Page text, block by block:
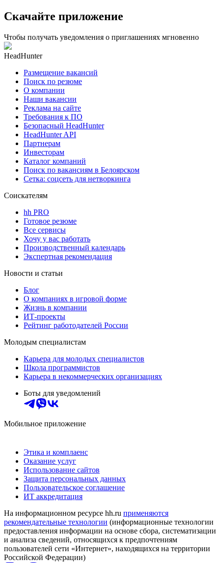
Скачайте приложение
Чтобы получать уведомления о приглашениях мгновенно
HeadHunter
Размещение вакансий
Поиск по резюме
О компании
Наши вакансии
Реклама на сайте
Требования к ПО
Безопасный HeadHunter
HeadHunter API
Партнерам
Инвесторам
Каталог компаний
Поиск по вакансиям в Белоярском
Сетка: соцсеть для нетворкинга
Соискателям
hh PRO
Готовое резюме
Все сервисы
Хочу у вас работать
Производственный календарь
Экспертная рекомендация
Новости и статьи
Блог
О компаниях в игровой форме
Жизнь в компании
ИТ-проекты
Рейтинг работодателей России
Молодым специалистам
Карьера для молодых специалистов
Школа программистов
Карьера в некоммерческих организациях
Боты для уведомлений
Мобильное приложение
Этика и комплаенс
Оказание услуг
Использование сайтов
Защита персональных данных
Пользовательское соглашение
ИТ аккредитация
На информационном ресурсе hh.ru применяются
рекомендательные технологии (информационные технологии
предоставления информации на основе сбора, систематизации
и анализа сведений, относящихся к предпочтениям
пользователей сети «Интернет», находящихся на территории
Российской Федерации)